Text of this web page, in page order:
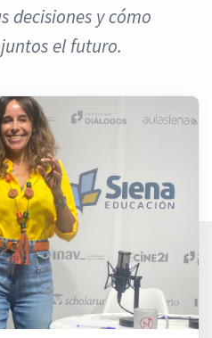
decisiones y cómo
el futuro.